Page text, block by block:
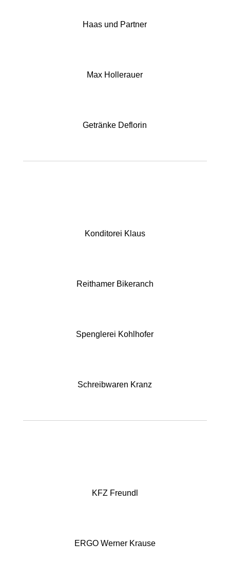
Haas und Partner
Max Hollerauer
Getränke Deflorin
Konditorei Klaus
Reithamer Bikeranch
Spenglerei Kohlhofer
Schreibwaren Kranz
KFZ Freundl
ERGO Werner Krause